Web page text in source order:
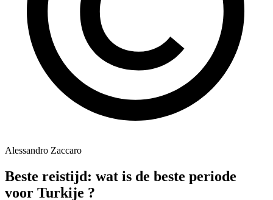
Alessandro Zaccaro
Beste reistijd: wat is de beste periode
voor Turkije ?